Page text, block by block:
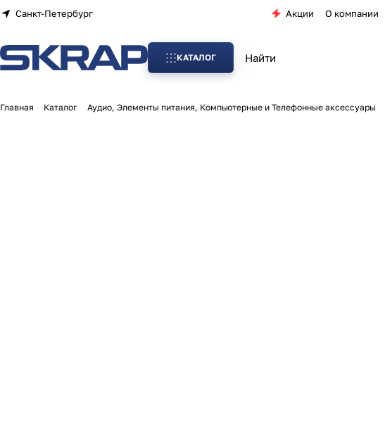
Санкт-Петербург Акции О компании
КАТАЛОГ
Главная Каталог Аудио, Элементы питания, Компьютерные и Телефонные аксессуары